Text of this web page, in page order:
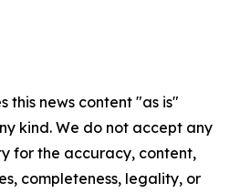
this news content "as is"
kind. We do not accept any
for the accuracy, content,
completeness, legality, or